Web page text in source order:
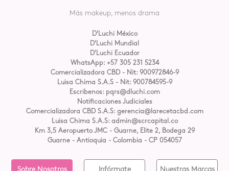
Más makeup, menos drama
D'Luchi México
D'Luchi Mundial
D'Luchi Ecuador
WhatsApp: +57 305 231 5234
Comercializadora CBD - Nit: 900972846-9
Luisa Chima S.A.S - Nit: 900784595-9
Escribenos: pqrs@dluchi.com
Notificaciones Judiciales
Comercializadora CBD S.A.S: gerencia@larecetacbd.com
Luisa Chima S.A.S: admin@scrcapital.co
Km 3,5 Aeropuerto JMC - Guarne, Elite 2, Bodega 29
Guarne - Antioquia - Colombia - CP 054057
Sobre Nosotros Infórmate Nuestras Marcas